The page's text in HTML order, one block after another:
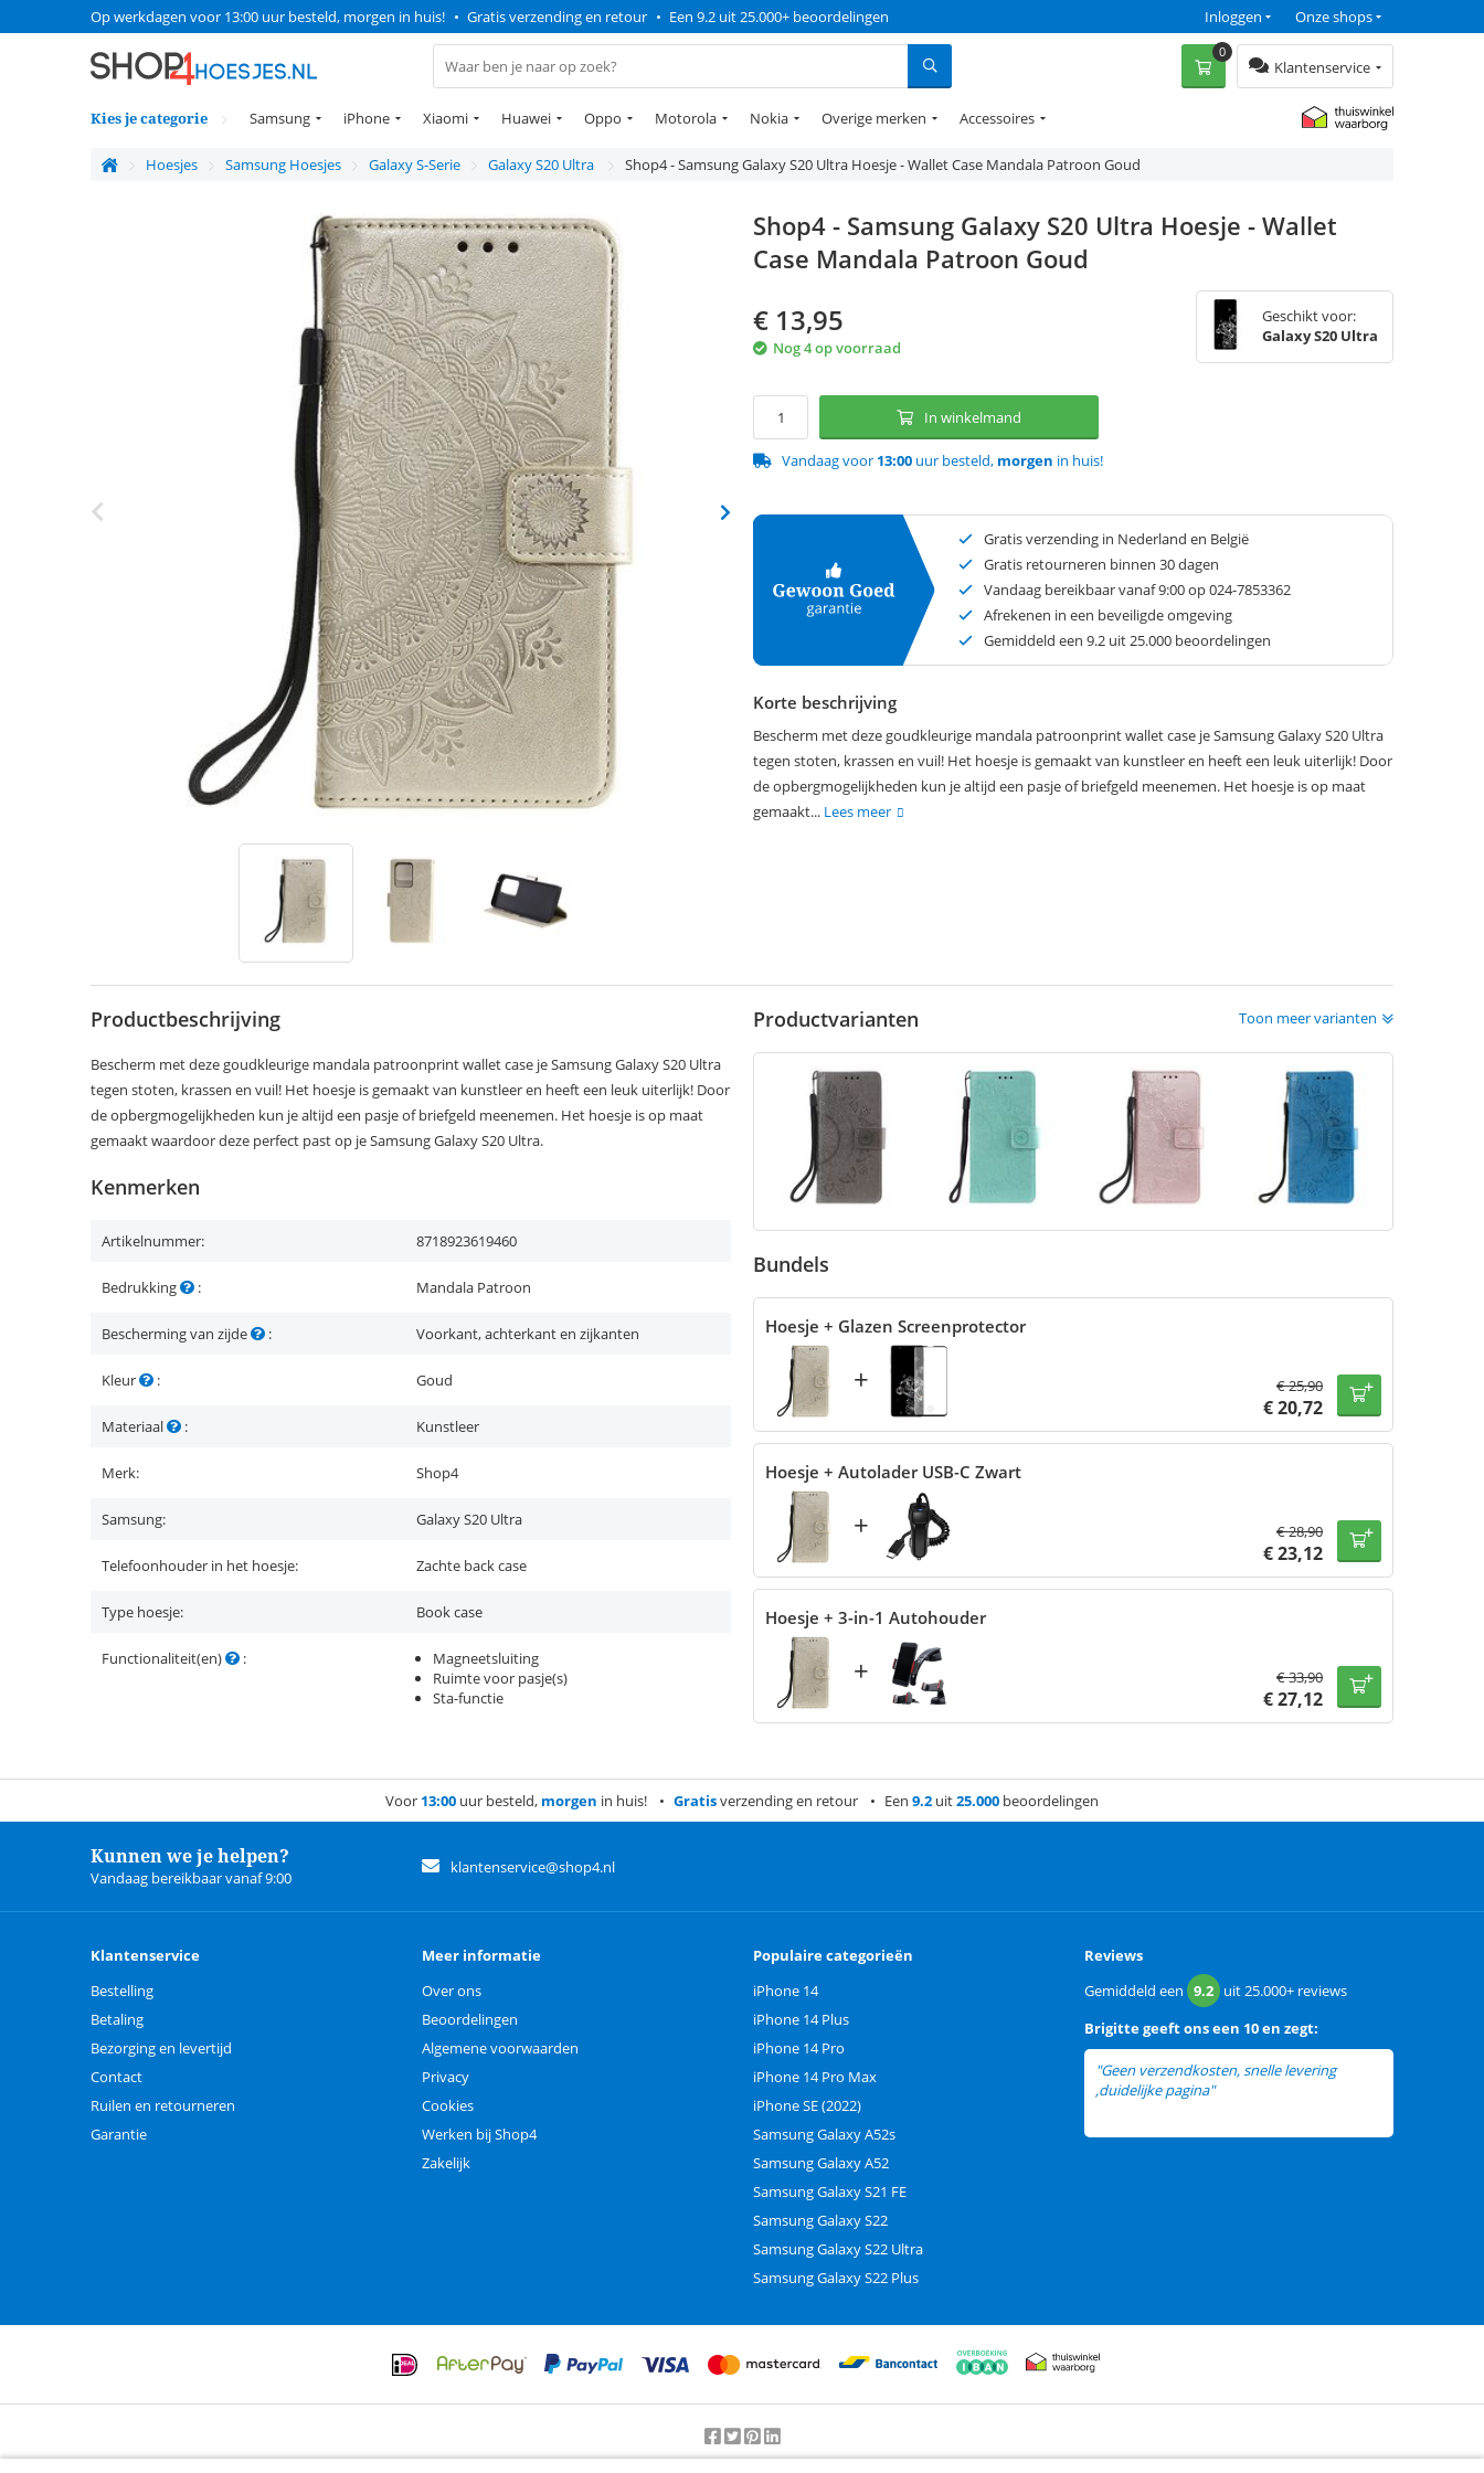
Op werkdagen voor 13:00 uur besteld, morgen in huis! • Gratis verzending en retour • Een 9.2 uit 25.000+ beoordelingen Onze shops
Inloggen
Klantenservice
0
Kies je categorie Samsung iPhone Xiaomi Huawei Oppo Motorola Nokia Overige merken Accessoires
Hoesjes Samsung Hoesjes Galaxy S-Serie Galaxy S20 Ultra Shop4 - Samsung Galaxy S20 Ultra Hoesje - Wallet Case Mandala Patroon Goud
Shop4 - Samsung Galaxy S20 Ultra Hoesje - Wallet
Case Mandala Patroon Goud
€ 13,95
Nog 4 op voorraad
Geschikt voor:
Galaxy S20 Ultra
In winkelmand
Vandaag voor 13:00 uur besteld, morgen in huis!
Gratis verzending in Nederland en België
Gratis retourneren binnen 30 dagen
Vandaag bereikbaar vanaf 9:00 op 024-7853362
Afrekenen in een beveiligde omgeving
Gemiddeld een 9.2 uit 25.000 beoordelingen
Korte beschrijving
Bescherm met deze goudkleurige mandala patroonprint wallet case je Samsung Galaxy S20 Ultra
tegen stoten, krassen en vuil! Het hoesje is gemaakt van kunstleer en heeft een leuk uiterlijk! Door
de opbergmogelijkheden kun je altijd een pasje of briefgeld meenemen. Het hoesje is op maat
gemaakt... Lees meer
Productbeschrijving
Bescherm met deze goudkleurige mandala patroonprint wallet case je Samsung Galaxy S20 Ultra
tegen stoten, krassen en vuil! Het hoesje is gemaakt van kunstleer en heeft een leuk uiterlijk! Door
de opbergmogelijkheden kun je altijd een pasje of briefgeld meenemen. Het hoesje is op maat
gemaakt waardoor deze perfect past op je Samsung Galaxy S20 Ultra.
Kenmerken
Artikelnummer: 8718923619460
Bedrukking : Mandala Patroon
Bescherming van zijde : Voorkant, achterkant en zijkanten
Kleur : Goud
Materiaal : Kunstleer
Merk: Shop4
Samsung: Galaxy S20 Ultra
Telefoonhouder in het hoesje: Zachte back case
Type hoesje: Book case
Functionaliteit(en) :
Magneetsluiting
Ruimte voor pasje(s)
Sta-functie
Productvarianten Toon meer varianten
Bundels
Hoesje + Glazen Screenprotector
+ €25,90
€20,72
Hoesje + Autolader USB-C Zwart
+ €28,90
€23,12
Hoesje + 3-in-1 Autohouder
+ €33,90
€27,12
Voor 13:00 uur besteld, morgen in huis! Gratisverzending en retour Een 9.2 uit25.000 beoordelingen
Kunnen we je helpen?
Vandaag bereikbaar vanaf 9:00
klantenservice@shop4.nl
Klantenservice
Bestelling
Betaling
Bezorging en levertijd
Contact
Ruilen en retourneren
Garantie
Meer informatie
Over ons
Beoordelingen
Algemene voorwaarden
Privacy
Cookies
Werken bij Shop4
Zakelijk
Populaire categorieën
iPhone 14
iPhone 14 Plus
iPhone 14 Pro
iPhone 14 Pro Max
iPhone SE (2022)
Samsung Galaxy A52s
Samsung Galaxy A52
Samsung Galaxy S21 FE
Samsung Galaxy S22
Samsung Galaxy S22 Ultra
Samsung Galaxy S22 Plus
Reviews
Gemiddeld een 9.2 uit25.000+ reviews
Brigittegeeft ons een 10 en zegt:
"Geen verzendkosten, snelle levering
,duidelijke pagina"
Beoordeling door klanten:9.2/10-25000beoordelingen